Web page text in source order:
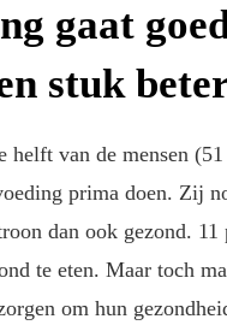
gaat
stuk
helft van de mensen
prima doen. Zij
dan ook gezond. 11
te eten. Maar toch
om hun